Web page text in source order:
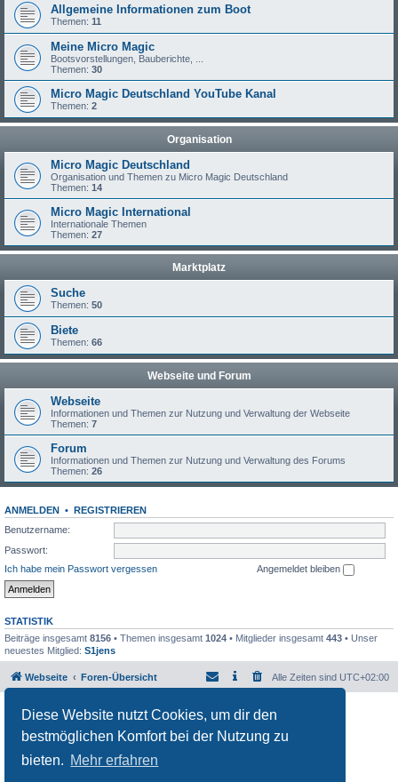
Diese Website nutzt Cookies, um dir den
bestmöglichen Komfort bei der Nutzung zu
bieten. Mehr erfahren
Allgemeine Informationen zum Boot
Themen: 11
Meine Micro Magic
Bootsvorstellungen, Bauberichte, ...
Themen: 30
Micro Magic Deutschland YouTube Kanal
Themen: 2
Organisation
Micro Magic Deutschland
Organisation und Themen zu Micro Magic Deutschland
Themen: 14
Micro Magic International
Internationale Themen
Themen: 27
Marktplatz
Suche
Themen: 50
Biete
Themen: 66
Webseite und Forum
Webseite
Informationen und Themen zur Nutzung und Verwaltung der Webseite
Themen: 7
Forum
Informationen und Themen zur Nutzung und Verwaltung des Forums
Themen: 26
ANMELDEN •
REGISTRIEREN
Benutzername:
Passwort:
Ich habe mein Passwort vergessen
Angemeldet bleiben
STATISTIK
Beiträge insgesamt 8156 • Themen insgesamt 1024 • Mitglieder insgesamt 443 • Unser
neuestes Mitglied: S1jens
Webseite Foren-Übersicht Alle Zeiten sind UTC+02:00
Powered by phpBB
® Forum Software © phpBB Limited
Datenschutz|Nutzungsbedingungen